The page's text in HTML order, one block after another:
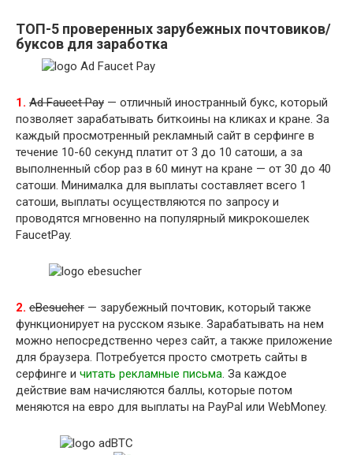
ТОП-5 проверенных зарубежных почтовиков/
буксов для заработка
1. Ad Faucet Pay — отличный иностранный букс, который
позволяет зарабатывать биткоины на кликах и кране. За
каждый просмотренный рекламный сайт в серфинге в
течение 10-60 секунд платит от 3 до 10 сатоши, а за
выполненный сбор раз в 60 минут на кране — от 30 до 40
сатоши. Минималка для выплаты составляет всего 1
сатоши, выплаты осуществляются по запросу и
проводятся мгновенно на популярный микрокошелек
FaucetPay.
2. eBesucher — зарубежный почтовик, который также
функционирует на русском языке. Зарабатывать на нем
можно непосредственно через сайт, а также приложение
для браузера. Потребуется просто смотреть сайты в
серфинге и читать рекламные письма. За каждое
действие вам начисляются баллы, которые потом
меняются на евро для выплаты на PayPal или WebMoney.